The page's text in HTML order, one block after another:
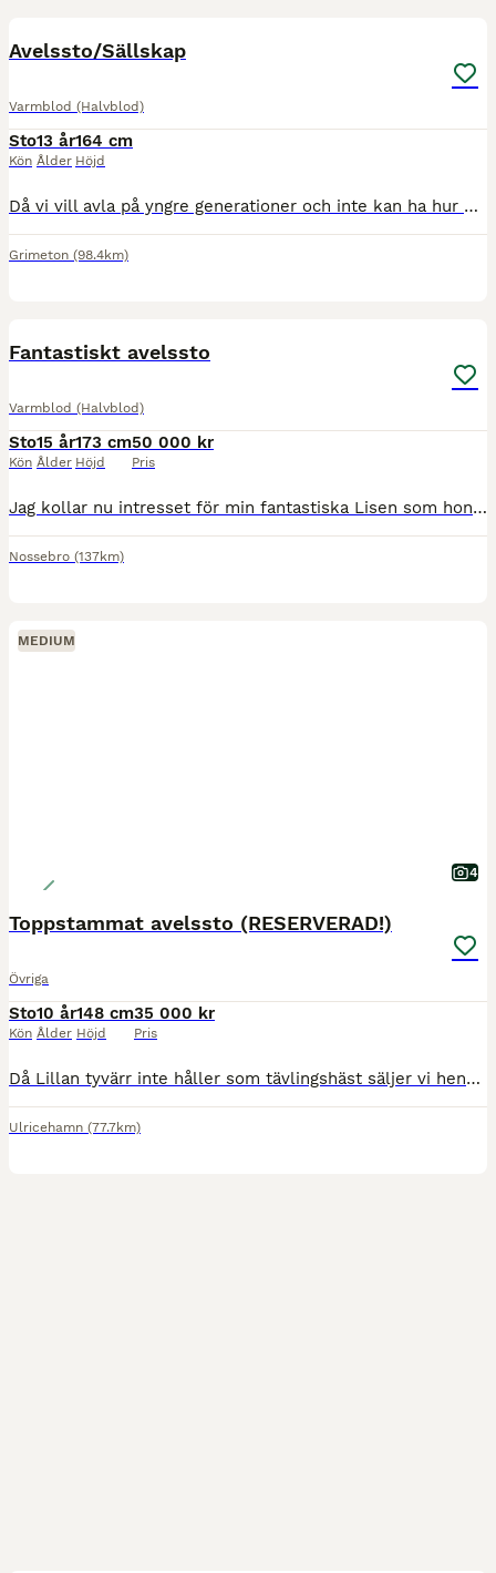
Avelssto/Sällskap
Varmblod (Halvblod)
Sto
Kön
13 år
Ålder
164 cm
Höjd
Då vi vill avla på yngre generationer och inte kan ha hur många hästar som helst så har vi nu ett avelssto som letar nytt hem. Hon skulle även fungera bra som sällskap eller promenadhäst. Vi har själv
Grimeton (98.4km)
Fantastiskt avelssto
Varmblod (Halvblod)
Sto
Kön
15 år
Ålder
173 cm
Höjd
50 000 kr
Pris
Jag kollar nu intresset för min fantastiska Lisen som hon kallas. Jag köpte henne 2019 som 8 åring, hon hade då tävlat upp till 120 cm felfritt. Vi han bara att tävla 110 cm pga covid tränade 130 cm.
Nossebro (137km)
MEDIUM
4
Toppstammat avelssto (RESERVERAD!)
Övriga
Sto
Kön
10 år
Ålder
148 cm
Höjd
35 000 kr
Pris
Då Lillan tyvärr inte håller som tävlingshäst säljer vi henne nu som avelssto (Säljs ej som ridhäst). Är inte tävlad så mycket då hon är inriden sent, men har några fina resultat och mycket bra lovord
Ulricehamn (77.7km)